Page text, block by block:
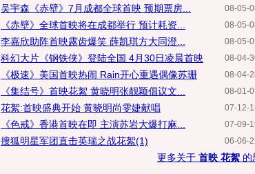
08-05-
吴宇森《赤壁》7月成都全球首映 预期票房...
08-05-
《赤壁》全球首映将在成都举行 预计耗资...
08-05-
李嘉欣助阵首映露齿爆笑 薛凯琪方大同澄...
08-04-
科幻大片《钢铁侠》登陆全国 4月30日凌晨首映
08-04-
《极速》美国首映热闹 Rain开心重遇偶像苏珊
08-01-
《集结号》首映花絮 黄晓明张靓颖倡议文...
07-12-
花絮:首映盛典开始 黄晓明尚雯婕献唱
07-09-
《色戒》香港首映在即 主演苏岩大爆打麻...
06-06-
搜狐明星军团直击英瑞之战花絮(1)
更多关于 首映 花絮 的